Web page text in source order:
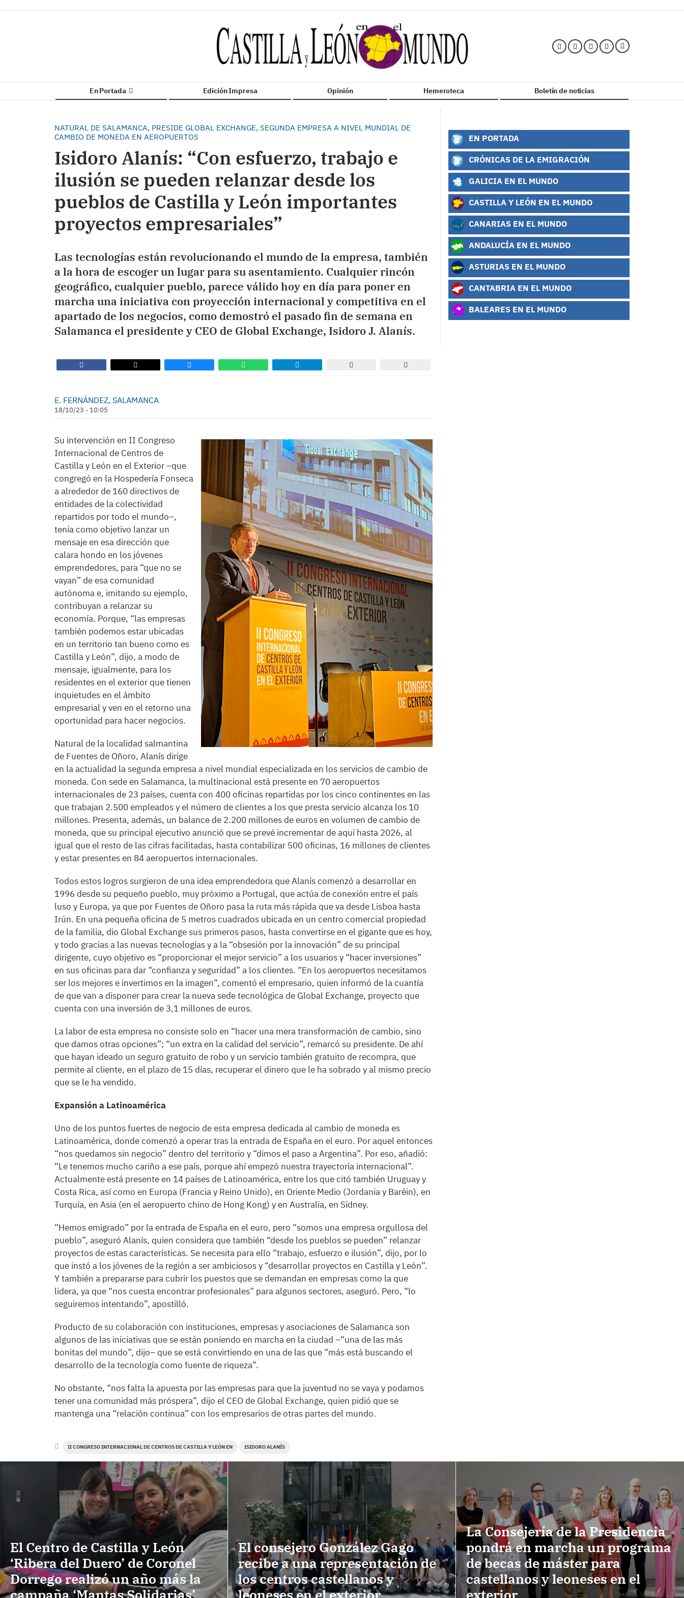
En Portada Edición Impresa Opinión Hemeroteca Boletín de noticias
NATURAL DE SALAMANCA, PRESIDE GLOBAL EXCHANGE, SEGUNDA EMPRESA A NIVEL MUNDIAL DE
CAMBIO DE MONEDA EN AEROPUERTOS
Isidoro Alanís: “Con esfuerzo, trabajo e
ilusión se pueden relanzar desde los
pueblos de Castilla y León importantes
proyectos empresariales”
Las tecnologías están revolucionando el mundo de la empresa, también
a la hora de escoger un lugar para su asentamiento. Cualquier rincón
geográfico, cualquier pueblo, parece válido hoy en día para poner en
marcha una iniciativa con proyección internacional y competitiva en el
apartado de los negocios, como demostró el pasado fin de semana en
Salamanca el presidente y CEO de Global Exchange, Isidoro J. Alanís.
E. FERNÁNDEZ, SALAMANCA
18/10/23 - 10:05
Su intervención en II Congreso
Internacional de Centros de
Castilla y León en el Exterior –que
congregó en la Hospedería Fonseca
a alrededor de 160 directivos de
entidades de la colectividad
repartidos por todo el mundo–,
tenía como objetivo lanzar un
mensaje en esa dirección que
calara hondo en los jóvenes
emprendedores, para “que no se
vayan” de esa comunidad
autónoma e, imitando su ejemplo,
contribuyan a relanzar su
economía. Porque, “las empresas
también podemos estar ubicadas
en un territorio tan bueno como es
Castilla y León”, dijo, a modo de
mensaje, igualmente, para los
residentes en el exterior que tienen
inquietudes en el ámbito
empresarial y ven en el retorno una
oportunidad para hacer negocios.
Natural de la localidad salmantina
de Fuentes de Oñoro, Alanís dirige
en la actualidad la segunda empresa a nivel mundial especializada en los servicios de cambio de
moneda. Con sede en Salamanca, la multinacional está presente en 70 aeropuertos
internacionales de 23 países, cuenta con 400 oficinas repartidas por los cinco continentes en las
que trabajan 2.500 empleados y el número de clientes a los que presta servicio alcanza los 10
millones. Presenta, además, un balance de 2.200 millones de euros en volumen de cambio de
moneda, que su principal ejecutivo anunció que se prevé incrementar de aquí hasta 2026, al
igual que el resto de las cifras facilitadas, hasta contabilizar 500 oficinas, 16 millones de clientes
y estar presentes en 84 aeropuertos internacionales.
Todos estos logros surgieron de una idea emprendedora que Alanís comenzó a desarrollar en
1996 desde su pequeño pueblo, muy próximo a Portugal, que actúa de conexión entre el país
luso y Europa, ya que por Fuentes de Oñoro pasa la ruta más rápida que va desde Lisboa hasta
Irún. En una pequeña oficina de 5 metros cuadrados ubicada en un centro comercial propiedad
de la familia, dio Global Exchange sus primeros pasos, hasta convertirse en el gigante que es hoy,
y todo gracias a las nuevas tecnologías y a la “obsesión por la innovación” de su principal
dirigente, cuyo objetivo es “proporcionar el mejor servicio” a los usuarios y “hacer inversiones”
en sus oficinas para dar “confianza y seguridad” a los clientes. “En los aeropuertos necesitamos
ser los mejores e invertimos en la imagen”, comentó el empresario, quien informó de la cuantía
de que van a disponer para crear la nueva sede tecnológica de Global Exchange, proyecto que
cuenta con una inversión de 3,1 millones de euros.
La labor de esta empresa no consiste solo en “hacer una mera transformación de cambio, sino
que damos otras opciones”; “un extra en la calidad del servicio”, remarcó su presidente. De ahí
que hayan ideado un seguro gratuito de robo y un servicio también gratuito de recompra, que
permite al cliente, en el plazo de 15 días, recuperar el dinero que le ha sobrado y al mismo precio
que se le ha vendido.
Expansión a Latinoamérica
Uno de los puntos fuertes de negocio de esta empresa dedicada al cambio de moneda es
Latinoamérica, donde comenzó a operar tras la entrada de España en el euro. Por aquel entonces
“nos quedamos sin negocio” dentro del territorio y “dimos el paso a Argentina”. Por eso, añadió:
“Le tenemos mucho cariño a ese país, porque ahí empezó nuestra trayectoria internacional”.
Actualmente está presente en 14 países de Latinoamérica, entre los que citó también Uruguay y
Costa Rica, así como en Europa (Francia y Reino Unido), en Oriente Medio (Jordania y Baréin), en
Turquía, en Asia (en el aeropuerto chino de Hong Kong) y en Australia, en Sídney.
“Hemos emigrado” por la entrada de España en el euro, pero “somos una empresa orgullosa del
pueblo”, aseguró Alanís, quien considera que también “desde los pueblos se pueden” relanzar
proyectos de estas características. Se necesita para ello “trabajo, esfuerzo e ilusión”, dijo, por lo
que instó a los jóvenes de la región a ser ambiciosos y “desarrollar proyectos en Castilla y León”.
Y también a prepararse para cubrir los puestos que se demandan en empresas como la que
lidera, ya que “nos cuesta encontrar profesionales” para algunos sectores, aseguró. Pero, “lo
seguiremos intentando”, apostilló.
Producto de su colaboración con instituciones, empresas y asociaciones de Salamanca son
algunos de las iniciativas que se están poniendo en marcha en la ciudad –“una de las más
bonitas del mundo”, dijo– que se está convirtiendo en una de las que “más está buscando el
desarrollo de la tecnología como fuente de riqueza”.
No obstante, “nos falta la apuesta por las empresas para que la juventud no se vaya y podamos
tener una comunidad más próspera”, dijo el CEO de Global Exchange, quien pidió que se
mantenga una “relación continua” con los empresarios de otras partes del mundo.
II CONGRESO INTERNACIONAL DE CENTROS DE CASTILLA Y LEÓN EN ISIDORO ALANÍS
EN PORTADA
CRÓNICAS DE LA EMIGRACIÓN
GALICIA EN EL MUNDO
CASTILLA Y LEÓN EN EL MUNDO
CANARIAS EN EL MUNDO
ANDALUCÍA EN EL MUNDO
ASTURIAS EN EL MUNDO
CANTABRIA EN EL MUNDO
BALEARES EN EL MUNDO
El Centro de Castilla y León
‘Ribera del Duero’ de Coronel
Dorrego realizó un año más la
El consejero González Gago
recibe a una representación de
los centros castellanos y
La Consejería de la Presidencia
pondrá en marcha un programa
de becas de máster para
castellanos y leoneses en el